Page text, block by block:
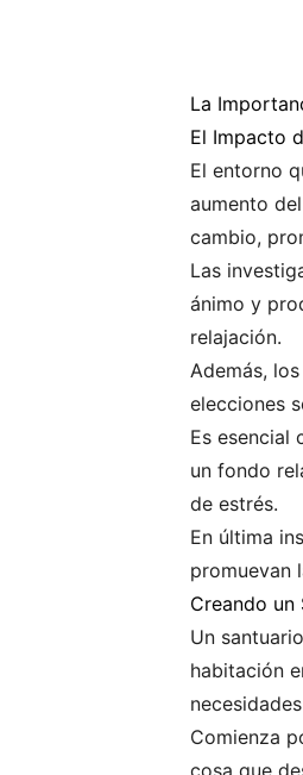
La
El Impacto
El entorno
aumento
cambio,
Las
ánimo y
relajación.
Además,
elecciones
Es esencial
un fondo
de estrés.
En última
promuevan
Creando un
Un
habitación
Comienza
cosa que